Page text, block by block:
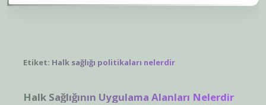
Etiket: Halk sağlığı politikaları nelerdir
Halk Sağlığının Uygulama Alanları Nelerdir